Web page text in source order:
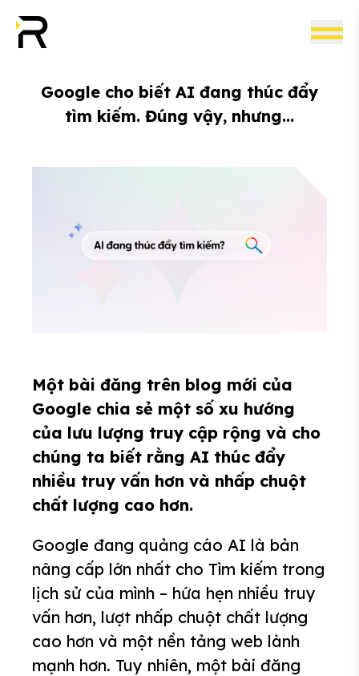
Google cho biết AI đang thúc đẩy
tìm kiếm. Đúng vậy, nhưng…
Một bài đăng trên blog mới của
Google chia sẻ một số xu hướng
của lưu lượng truy cập rộng và cho
chúng ta biết rằng AI thúc đẩy
nhiều truy vấn hơn và nhấp chuột
chất lượng cao hơn.
Google đang quảng cáo AI là bản
nâng cấp lớn nhất cho Tìm kiếm trong
lịch sử của mình – hứa hẹn nhiều truy
vấn hơn, lượt nhấp chuột chất lượng
cao hơn và một nền tảng web lành
mạnh hơn. Tuy nhiên, một bài đăng